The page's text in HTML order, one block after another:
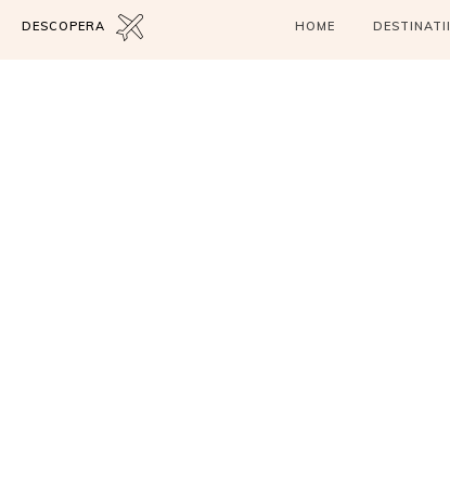
DESCOPERA HOME DESTINATII